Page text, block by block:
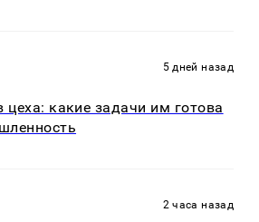
5 дней назад
цеха: какие задачи им готова
2 часа назад